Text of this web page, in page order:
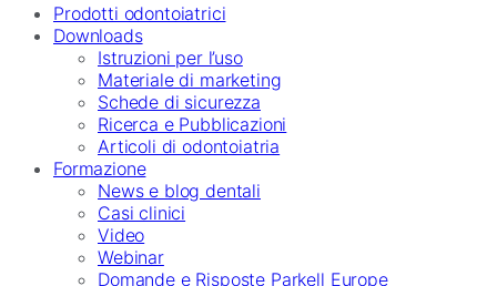
Prodotti odontoiatrici
Downloads
Istruzioni per l’uso
Materiale di marketing
Schede di sicurezza
Ricerca e Pubblicazioni
Articoli di odontoiatria
Formazione
News e blog dentali
Casi clinici
Video
Webinar
Domande e Risposte Parkell Europe